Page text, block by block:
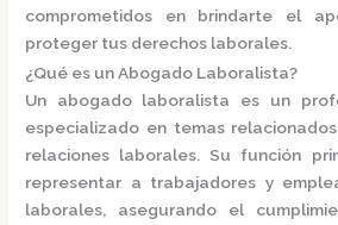
comprometidos en brindarte el
proteger tus derechos laborales.
¿Qué es un Abogado Laboralista?
Un abogado laboralista es un
especializado en temas
relaciones laborales.
Su función
representar a trabajadores y
laborales, asegurando el